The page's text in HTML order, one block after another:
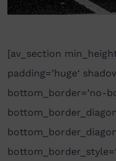
[av_section
padding=’huge‘
bottom_border=’no-